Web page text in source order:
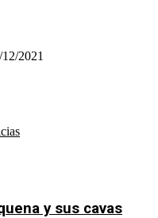
12/2021
y sus cavas